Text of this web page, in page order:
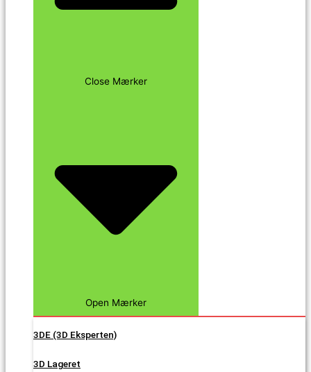
Close Mærker
Open Mærker
3DE (3D Eksperten)
3D Lageret